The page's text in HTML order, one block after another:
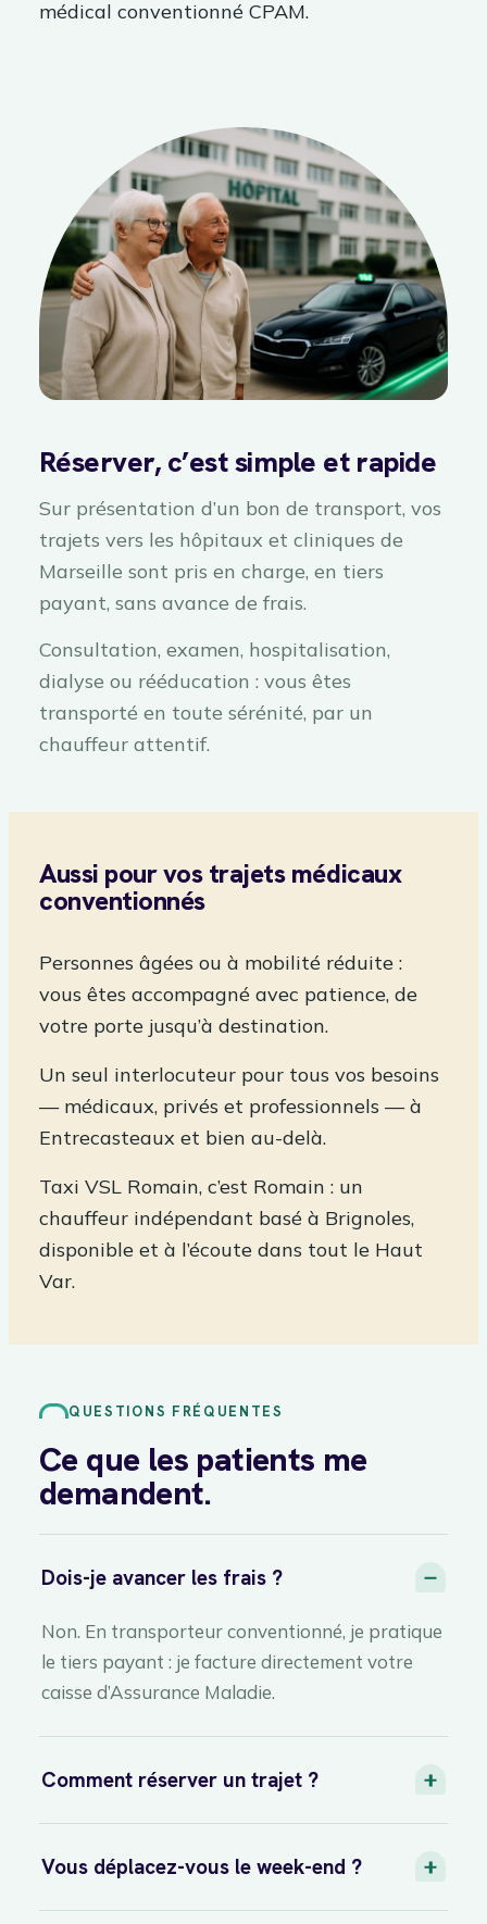
médical conventionné CPAM.
Réserver, c’est simple et rapide
Sur présentation d’un bon de transport, vos
trajets vers les hôpitaux et cliniques de
Marseille sont pris en charge, en tiers
payant, sans avance de frais.
Consultation, examen, hospitalisation,
dialyse ou rééducation : vous êtes
transporté en toute sérénité, par un
chauffeur attentif.
Aussi pour vos trajets médicaux
conventionnés
Personnes âgées ou à mobilité réduite :
vous êtes accompagné avec patience, de
votre porte jusqu’à destination.
Un seul interlocuteur pour tous vos besoins
— médicaux, privés et professionnels — à
Entrecasteaux et bien au-delà.
Taxi VSL Romain, c’est Romain : un
chauffeur indépendant basé à Brignoles,
disponible et à l’écoute dans tout le Haut
Var.
QUESTIONS FRÉQUENTES
Ce que les patients me
demandent.
Dois-je avancer les frais ?
Non. En transporteur conventionné, je pratique
le tiers payant : je facture directement votre
caisse d’Assurance Maladie.
Comment réserver un trajet ?
Vous déplacez-vous le week-end ?